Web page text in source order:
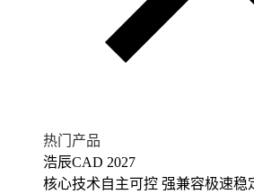
热门产品
浩辰CAD 2027
核心技术自主可控 强兼容极速稳